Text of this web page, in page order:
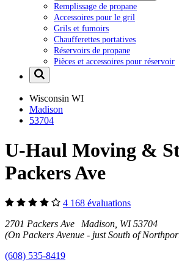
Remplissage de propane
Accessoires pour le gril
Grils et fumoirs
Chaufferettes portatives
Réservoirs de propane
Pièces et accessoires pour réservoir
Wisconsin WI
Madison
53704
U-Haul Moving &
Packers Ave
4 168 évaluations
2701 Packers Ave Madison, WI 53704
(On Packers Avenue - just South of
(608) 535-8419